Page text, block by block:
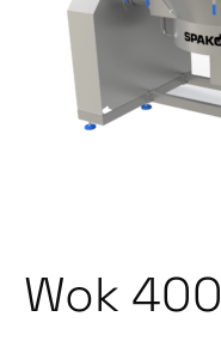
Wok 400